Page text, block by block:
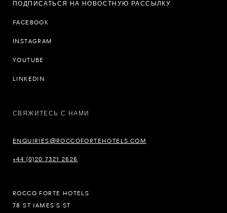
ПОДПИСАТЬСЯ НА НОВОСТНУЮ РАССЫЛКУ
FACEBOOK
INSTAGRAM
YOUTUBE
LINKEDIN
СВЯЖИТЕСЬ С НАМИ
ENQUIRIES@ROCCOFORTEHOTELS.COM
+44 (0)20 7321 2626
ROCCO FORTE HOTELS
78 ST JAMES’S ST